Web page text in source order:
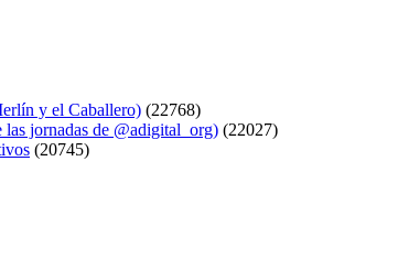
y el Caballero) (22768)
las jornadas de @adigital_org) (22027)
(20745)